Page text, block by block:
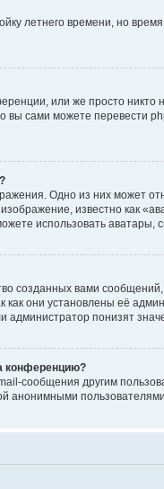
летнего времени, но
или же просто
вы сами можете
Одно из них может
известно как
использовать
созданных вами
они установлены её
понизят
конференцию?
сообщения другим
анонимными пользователями.